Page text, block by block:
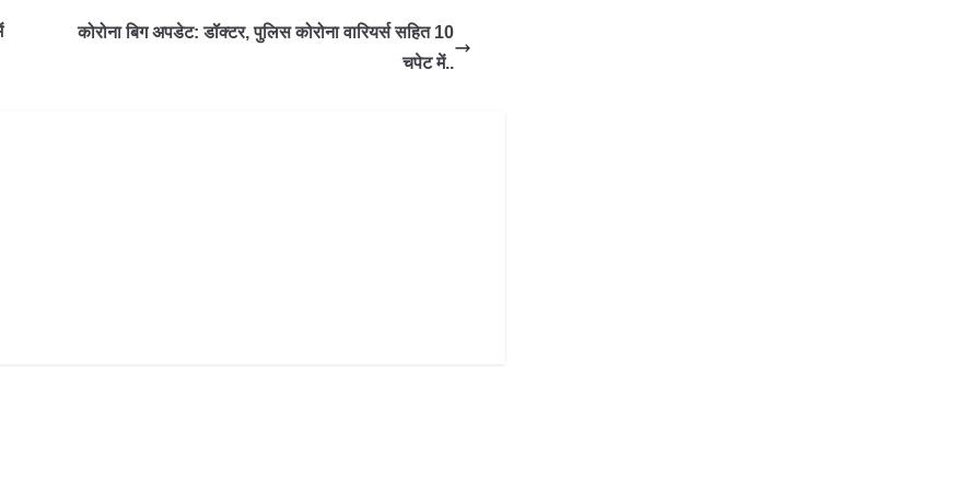
कोरोना बिग अपडेट: डॉक्टर, पुलिस कोरोना वारियर्स सहित 10
चपेट में..